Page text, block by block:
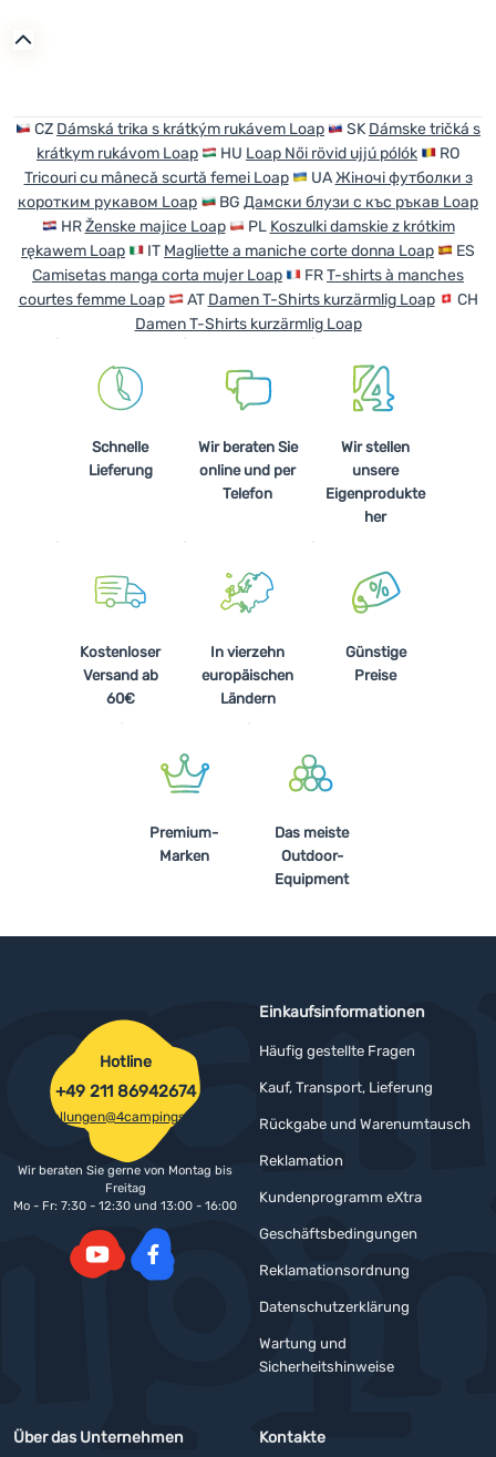
CZ Dámská trika s krátkým rukávem Loap SK Dámske tričká s
krátkym rukávom Loap
HU Loap Női rövid ujjú pólók
RO
Tricouri cu mânecă scurtă femei Loap
UAЖіночі футболки з
коротким рукавом Loap
BG Дамски блузи с къс ръкав Loap
HRŽenske majice Loap PL Koszulki damskie z krótkim
rękawem Loap
IT Magliette a maniche corte donna Loap
ES
Camisetas manga corta mujer Loap
FRT-shirts à manches
courtes femme Loap
AT Damen T-Shirts kurzärmlig Loap
CH
Damen T-Shirts kurzärmlig Loap
Schnelle
Lieferung
Wir beraten Sie
online und per
Telefon
Wir stellen
unsere
Eigenprodukte
her
Kostenloser
Versand ab
60€
In vierzehn
europäischen
Ländern
Günstige
Preise
Premium-
Marken
Das meiste
Outdoor-
Equipment
Einkaufsinformationen
Häufig gestellte Fragen
Kauf, Transport, Lieferung
Rückgabe und Warenumtausch
Reklamation
Kundenprogramm eXtra
Geschäftsbedingungen
Reklamationsordnung
Datenschutzerklärung
Wartung und
Sicherheitshinweise
Über das Unternehmen Kontakte
Hotline
+49 211 86942674
bestellungen@4campingshop.de
Wir beraten Sie gerne von Montag bis
Freitag
Mo - Fr: 7:30 - 12:30 und 13:00 - 16:00